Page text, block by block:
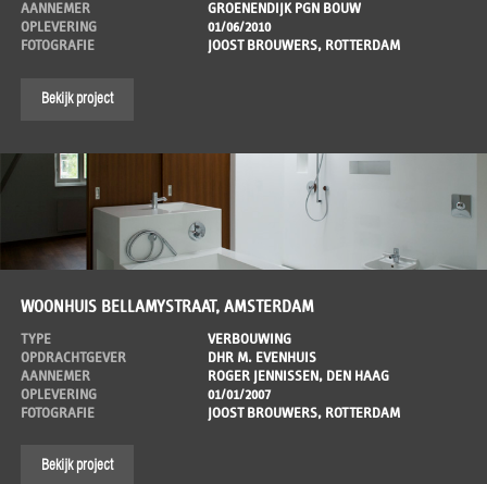
AANNEMER
GROENENDIJK PGN BOUW
OPLEVERING
01/06/2010
FOTOGRAFIE
JOOST BROUWERS, ROTTERDAM
Bekijk project
WOONHUIS BELLAMYSTRAAT, AMSTERDAM
TYPE
VERBOUWING
OPDRACHTGEVER
DHR M. EVENHUIS
AANNEMER
ROGER JENNISSEN, DEN HAAG
OPLEVERING
01/01/2007
FOTOGRAFIE
JOOST BROUWERS, ROTTERDAM
Bekijk project